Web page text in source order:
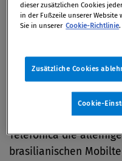
geschlossenen
die beiden
Wettbewerb treten
nach Artikel 101 EU-
restriktive
Diese Vereinbarung
Telefónica die
brasilianischen
dieser zusätzlichen Cookies
in der Fußzeile unserer
Sie in unserer Cookie-Richtlinie.
Zusätzliche Cookies
Cookie-